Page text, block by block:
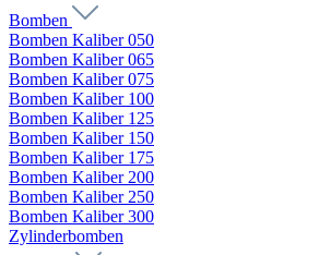
Bomben
Bomben Kaliber 050
Bomben Kaliber 065
Bomben Kaliber 075
Bomben Kaliber 100
Bomben Kaliber 125
Bomben Kaliber 150
Bomben Kaliber 175
Bomben Kaliber 200
Bomben Kaliber 250
Bomben Kaliber 300
Zylinderbomben